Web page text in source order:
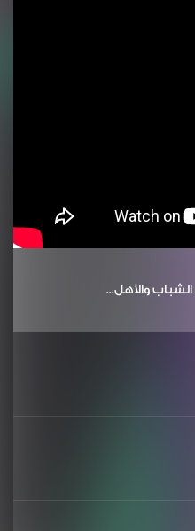
والأهل...